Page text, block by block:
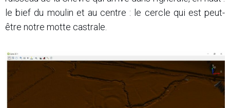
le bief du moulin et au centre : le cercle qui est peut-
être notre motte castrale.